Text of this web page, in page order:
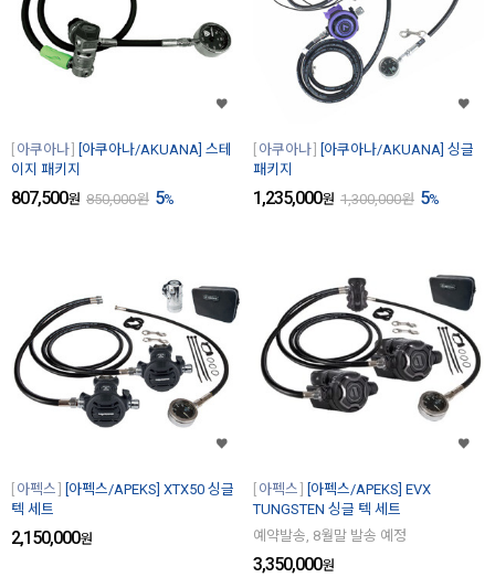
아쿠아나
[아쿠아나/AKUANA] 스테
이지 패키지
807,500원 850,000원 5%
아쿠아나
[아쿠아나/AKUANA] 싱글
패키지
1,235,000원 1,300,000원 5%
아펙스
[아펙스/APEKS] XTX50 싱글
텍 세트
2,150,000원
아펙스
[아펙스/APEKS] EVX
TUNGSTEN 싱글 텍 세트
예약발송, 8월말 발송 예정
3,350,000원